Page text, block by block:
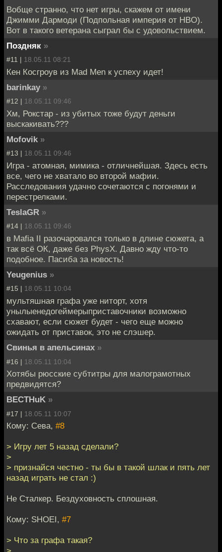
Вобще странно, что нет игры, скажем от имени
Джимми Дармоди (Подпольная империя от HBO).
Вот в такого ветерана сыграл бы с удовольствием.
Поздняк »
#11 | 18.05.11 08:21
Кен Косгроув из Mad Men к успеху идет!
barinkay »
#12 | 18.05.11 09:46
Хм, Рокстар - из убитых тоже будут деньги
выскакивать???
Mofovik »
#13 | 18.05.11 09:46
Игра - атомная, мимика - отличнейшая. Здесь есть
все, чего не хватало во второй мафии.
Расследования удачно сочетаются с погонями и
перестрелками.
TeslaGR »
#14 | 18.05.11 09:46
в Mafia II разочаровался только в длине сюжета, а
так всё ОК, даже без PhysX. Давно жду что-то
подобное. Пасиба за новость!
Yeugenius »
#15 | 18.05.11 10:04
мультяшная графа уже ниторт, хотя
унылыенедогеймерыприставочники возможно
схавают, если сюжет будет - чего еще можно
ожидать от приставок, это не слэшер.
Свинья в апельсинах »
#16 | 18.05.11 10:04
Хотябы рюсские субтитры для малограмотных
предвидятся?
BECTHuK »
#17 | 18.05.11 10:07
Кому: Сева, #8
> Игру лет 5 назад сделали?
>
> признайся честно - ты бы в такой шлак и пять лет
назад играть не стал :)
Не Сталкер. Бездуховность сплошная.
Кому: SHOEI, #7
> Что за графа такая?